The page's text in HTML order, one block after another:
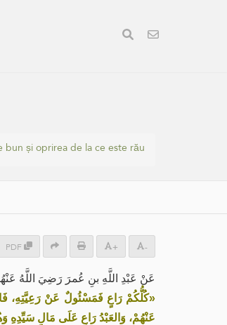
bun și oprirea de la ce este rău
PDF + -
عَنْ عَبْدِ اللَّهِ بنِ عُمرَ رَضِيَ اللَّهُ
«كُلُّكُمْ رَاعٍ فَمَسْئُولٌ عَنْ رَعِيَّتِهِ،
عَنْهُمْ، وَالعَبْدُ رَاعٍ عَلَى مَالِ سَيِّدِهِ